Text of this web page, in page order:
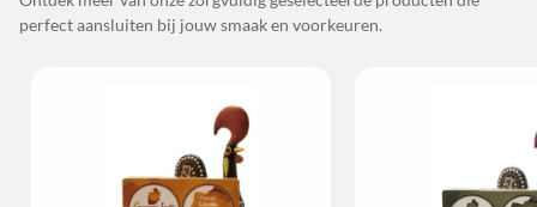
perfect aansluiten bij jouw smaak en voorkeuren.